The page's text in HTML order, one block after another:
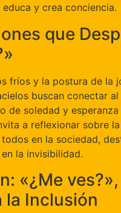
y crea conciencia.
que
fríos y la postura de la
buscan conectar
de soledad y esperanza
a reflexionar sobre
en la sociedad,
la invisibilidad.
«¿Me
la Inclusión